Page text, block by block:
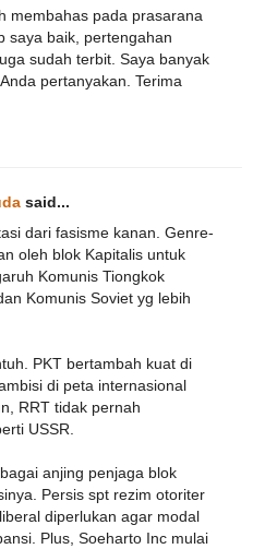
membahas pada prasarana
saya baik, pertengahan
sudah terbit. Saya banyak
pertanyakan. Terima
said...
dari fasisme kanan. Genre-
oleh blok Kapitalis untuk
Komunis Tiongkok
Komunis Soviet yg lebih
PKT bertambah kuat di
di peta internasional
RRT tidak pernah
USSR.
anjing penjaga blok
Persis spt rezim otoriter
diperlukan agar modal
Plus, Soeharto Inc mulai